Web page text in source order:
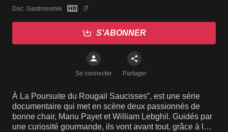
Doc. Gastronomie
S'ABONNER
Se connecter Partager
À La Poursuite du Rougail Saucisses”, est une série
documentaire qui met en scène deux passionnés de
bonne chair, Manu Payet et William Lebghil. Guidés par
une curiosité gourmande, ils vont avant tout, grâce à leur